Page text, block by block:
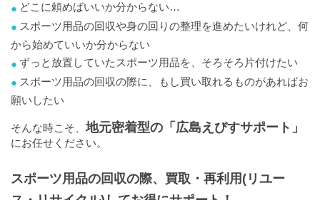
どこに頼めばいいか分からない…
スポーツ用品の回収や身の回りの整理を進めたいけれど、何
から始めていいか分からない
ずっと放置していたスポーツ用品を、そろそろ片付けたい
スポーツ用品の回収の際に、もし買い取れるものがあればお
願いしたい
そんな時こそ、地元密着型の「広島えびすサポート」
にお任せください。
スポーツ用品の回収の際、買取・再利用(リユー